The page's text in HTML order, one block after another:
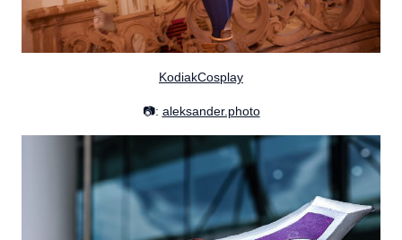
KodiakCosplay
📷: aleksander.photo